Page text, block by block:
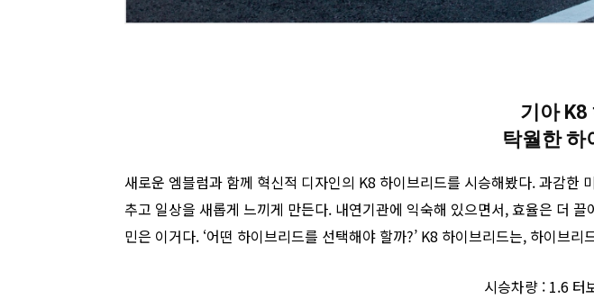
기아
탁월한 하
새로운 엠블럼과 함께 혁신적 디자인의 K8 하이브리드를 시승해봤다. 과감
추고 일상을 새롭게 느끼게 만든다. 내연기관에 익숙해 있으면서, 효율은 더
민은 이거다. ‘어떤 하이브리드를 선택해야 할까?’ K8 하이브리드는, 하이브
시승차량 : 1.6 터